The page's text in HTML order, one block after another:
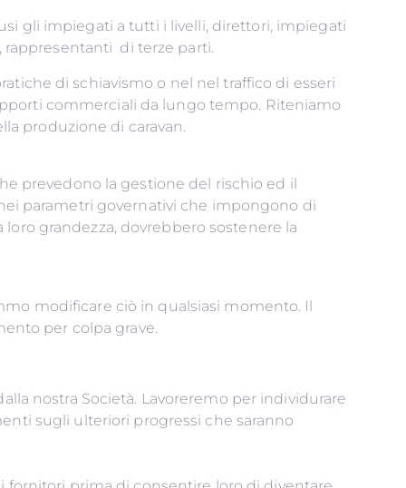
gli impiegati a tutti i livelli, direttori, impiegati
rappresentanti di terze parti.
di schiavismo o nel nel traffico di esseri
commerciali da lungo tempo. Riteniamo
e nella produzione di caravan.
prevedono la gestione del rischio ed il
parametri governativi che impongono di
grandezza, dovrebbero sostenere la
moderne forme di schiavitù.
modificare ciò in qualsiasi momento. Il
per colpa grave.
nostra Società. Lavoreremo per individurare
sugli ulteriori progressi che saranno